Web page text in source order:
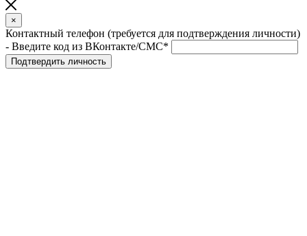
×
Контактный телефон (требуется для подтверждения личности)
- Введите код из ВКонтакте/СМС*
Подтвердить личность